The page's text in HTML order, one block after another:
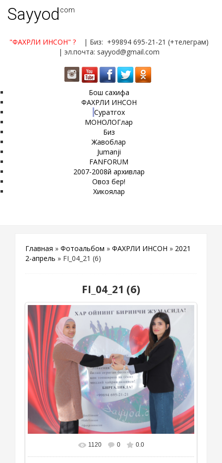
Sayyod.com
"ФАХРЛИ ИНСОН" ?
| Биз: +99894 695-21-21 (+телеграм)
| эл.почта: sayyod@gmail.com
Бош сахифа
ФАХРЛИ ИНСОН
Суратгох
МОНОЛОГлар
Биз
Жавоблар
Jumanji
FANFORUM
2007-2008й архивлар
Овоз бер!
Хикоялар
Главная » Фотоальбом » ФАХРЛИ ИНСОН » 2021
2-апрель » FI_04_21 (6)
FI_04_21 (6)
В реальном размере 1111x861
1120 0 0.0